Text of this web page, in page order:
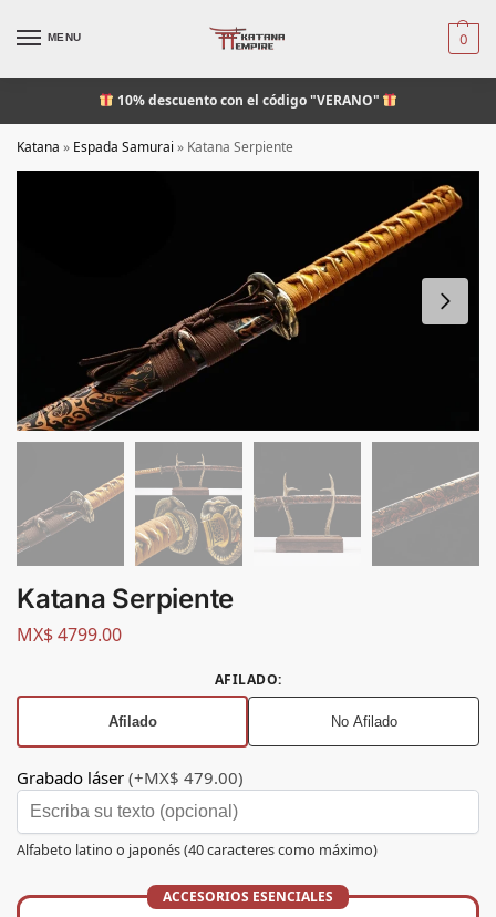
MENU 0
10% descuentocon el código "VERANO"
Katana » Espada Samurai » Katana Serpiente
Katana Serpiente
MX$4799.00
AFILADO:
Afilado No Afilado
Grabado láser (+MX$ 479.00)
Alfabeto latino o japonés (40 caracteres como máximo)